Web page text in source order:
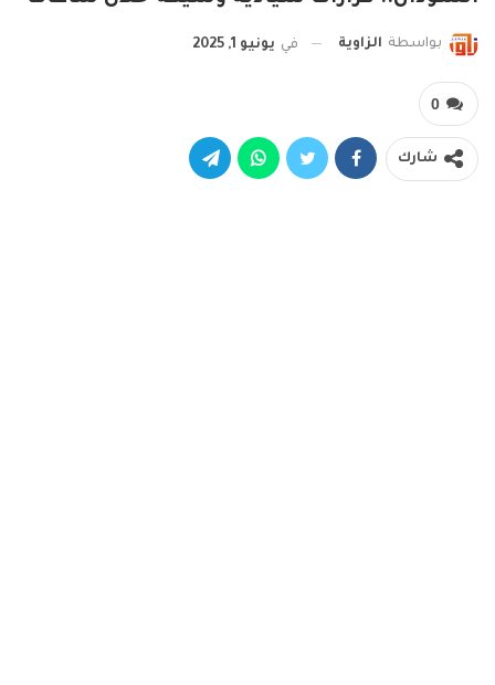
بواسطة الزاوية في يونيو 1, 2025
0
شارك